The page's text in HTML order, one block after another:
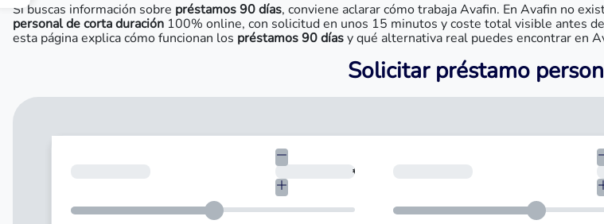
Si buscas información sobre préstamos 90 días, conviene aclarar cómo trabaja Avafin. En Avafin no
personal de corta duración 100% online, con solicitud en unos 15 minutos y coste total visible antes
esta página explica cómo funcionan los préstamos 90 díasy qué alternativa real puedes encontrar en
Solicitar préstamo
€ ¿En cuántos días